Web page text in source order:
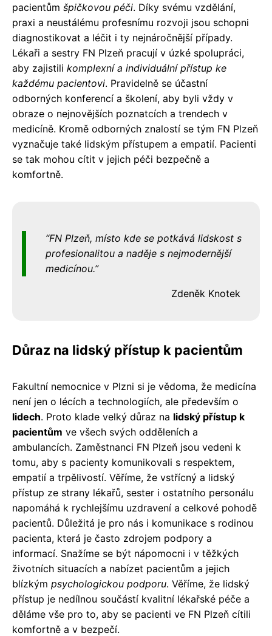
pacientům špičkovou péči. Díky svému vzdělání,
praxi a neustálému profesnímu rozvoji jsou schopni
diagnostikovat a léčit i ty nejnáročnější případy.
Lékaři a sestry FN Plzeň pracují v úzké spolupráci,
aby zajistili komplexní a individuální přístup ke
každému pacientovi. Pravidelně se účastní
odborných konferencí a školení, aby byli vždy v
obraze o nejnovějších poznatcích a trendech v
medicíně. Kromě odborných znalostí se tým FN Plzeň
vyznačuje také lidským přístupem a empatií. Pacienti
se tak mohou cítit v jejich péči bezpečně a
komfortně.
FN Plzeň, místo kde se potkává lidskost s
profesionalitou a naděje s nejmodernější
medicínou.
Zdeněk Knotek
Důraz na lidský přístup k pacientům
Fakultní nemocnice v Plzni si je vědoma, že medicína
není jen o lécích a technologiích, ale především o
lidech. Proto klade velký důraz na lidský přístup k
pacientům ve všech svých odděleních a
ambulancích. Zaměstnanci FN Plzeň jsou vedeni k
tomu, aby s pacienty komunikovali s respektem,
empatií a trpělivostí. Věříme, že vstřícný a lidský
přístup ze strany lékařů, sester i ostatního personálu
napomáhá k rychlejšímu uzdravení a celkové pohodě
pacientů. Důležitá je pro nás i komunikace s rodinou
pacienta, která je často zdrojem podpory a
informací. Snažíme se být nápomocni i v těžkých
životních situacích a nabízet pacientům a jejich
blízkým psychologickou podporu. Věříme, že lidský
přístup je nedílnou součástí kvalitní lékařské péče a
děláme vše pro to, aby se pacienti ve FN Plzeň cítili
komfortně a v bezpečí.